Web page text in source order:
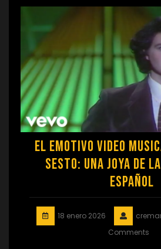
El Emotivo Video
Sesto: Una Joya de
Español
18 enero 2026
Comments